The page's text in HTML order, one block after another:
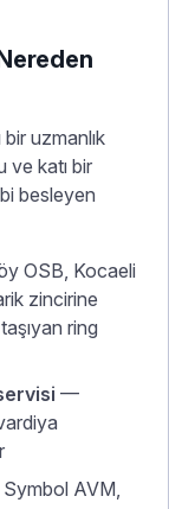
uzmanlık
ve katı bir
besleyen
OSB, Kocaeli
zincirine
ring
—
AVM,